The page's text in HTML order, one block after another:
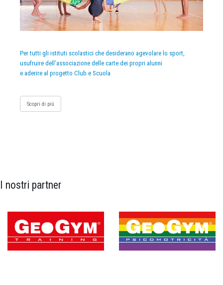
Per tutti gli istituti scolastici che desiderano agevolare lo sport,
usufruire dell’associazione delle carte dei propri alunni
e aderire al progetto Club e Scuola
Scopri di più
I nostri partner